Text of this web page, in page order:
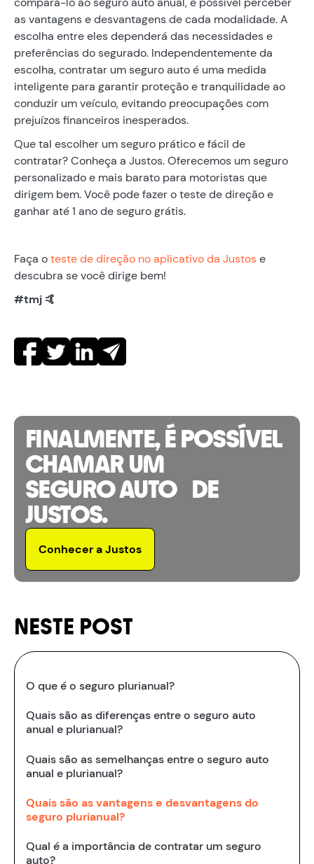
as vantagens e desvantagens de cada modalidade. A
escolha entre eles dependerá das necessidades e
preferências do segurado. Independentemente da
escolha, contratar um seguro auto é uma medida
inteligente para garantir proteção e tranquilidade ao
conduzir um veículo, evitando preocupações com
prejuízos financeiros inesperados.
Que tal escolher um seguro prático e fácil de
contratar? Conheça a Justos. Oferecemos um seguro
personalizado e mais barato para motoristas que
dirigem bem. Você pode fazer o teste de direção e
ganhar até 1 ano de seguro grátis.
Faça oteste de direção no aplicativo da Justose
descubra se você dirige bem!
#tmj 🤙
FINALMENTE, É POSSÍVEL
CHAMAR UM
SEGURO AUTO DE
JUSTOS.
Conhecer a Justos
NESTE POST
O que é o seguro plurianual?
Quais são as diferenças entre o seguro auto
anual e plurianual?
Quais são as semelhanças entre o seguro auto
anual e plurianual?
Quais são as vantagens e desvantagens do
seguro plurianual?
Qual é a importância de contratar um seguro
auto?